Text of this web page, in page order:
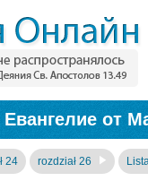
от
24 rozdział 26